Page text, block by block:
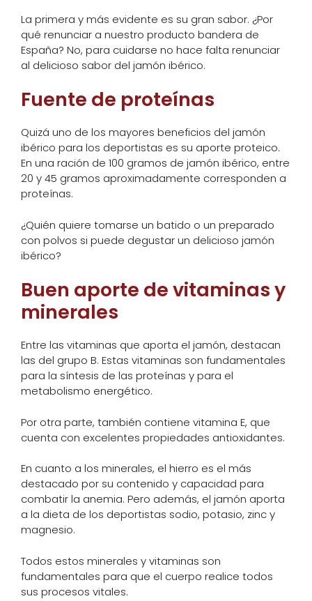
La primera y más evidente es su gran sabor. ¿Por
qué renunciar a nuestro producto bandera de
España? No, para cuidarse no hace falta renunciar
al delicioso sabor del jamón ibérico.
Fuente de proteínas
Quizá uno de los mayores beneficios del jamón
ibérico para los deportistas es su aporte proteico.
En una ración de 100 gramos de jamón ibérico, entre
20 y 45 gramos aproximadamente corresponden a
proteínas.
¿Quién quiere tomarse un batido o un preparado
con polvos si puede degustar un delicioso jamón
ibérico?
Buen aporte de vitaminas y
minerales
Entre las vitaminas que aporta el jamón, destacan
las del grupo B. Estas vitaminas son fundamentales
para la síntesis de las proteínas y para el
metabolismo energético.
Por otra parte, también contiene vitamina E, que
cuenta con excelentes propiedades antioxidantes.
En cuanto a los minerales, el hierro es el más
destacado por su contenido y capacidad para
combatir la anemia. Pero además, el jamón aporta
a la dieta de los deportistas sodio, potasio, zinc y
magnesio.
Todos estos minerales y vitaminas son
fundamentales para que el cuerpo realice todos
sus procesos vitales.